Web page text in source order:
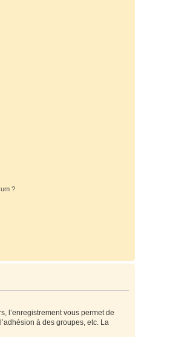
?
l’enregistrement vous permet de
à des groupes, etc. La